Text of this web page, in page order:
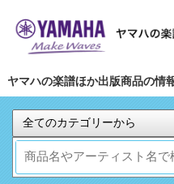
ヤマハの楽譜ほか出版商品の情